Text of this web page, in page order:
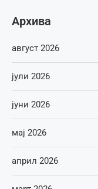
Архива
август 2026
јули 2026
јуни 2026
мај 2026
април 2026